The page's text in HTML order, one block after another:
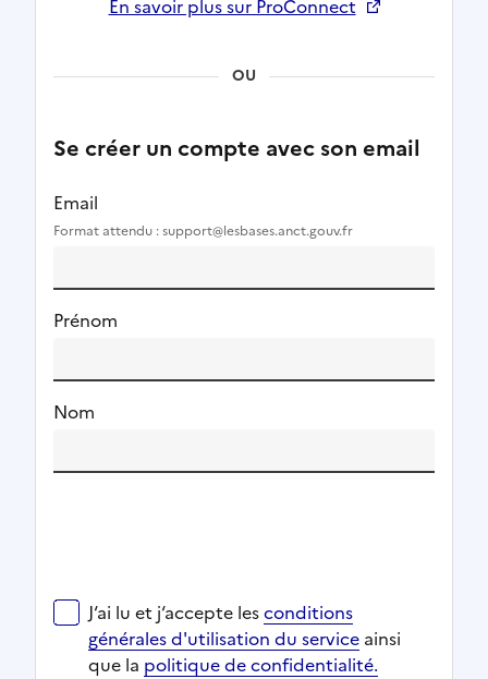
En savoir plus sur ProConnect
OU
Se créer un compte avec son email
Email
Format attendu : support@lesbases.anct.gouv.fr
Prénom
Nom
J‘ai lu et j‘accepte lesconditions générales
Ouverture dans un nouvel onglet
Ouverture dans un nouvel onglet
J‘ai lu et j‘accepte lesconditions
générales d'utilisation du service
Ouverture dans un nouvel onglet
ainsi
que la politique de confidentialité.